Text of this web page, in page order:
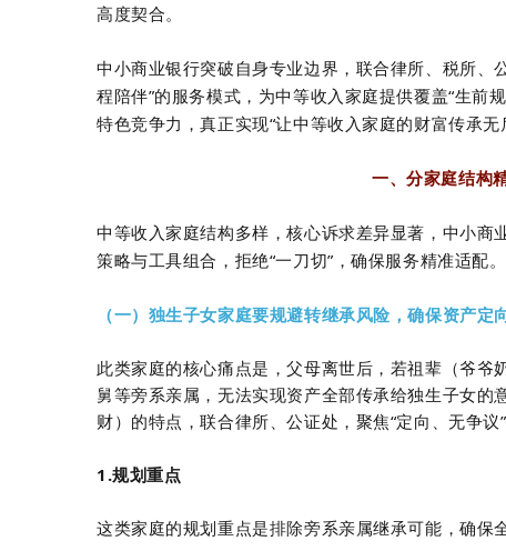
高度契合。
中小商业银行突破自身专业边界，联合律所、税所
程陪伴”的服务模式，为中等收入家庭提供覆盖“生前
特色竞争力，真正实现“让中等收入家庭的财富传承无
一、分家庭结构
中等收入家庭结构多样，核心诉求差异显著，中小商
策略与工具组合，拒绝“一刀切” ，确保服务精准适配。
（一）独生子女家庭要规避转继承风险，确保资产定
此类家庭的核心痛点是，父母离世后，若祖辈（爷爷
舅等旁系亲属，无法实现资产全部传承给独生子女
财）的特点，联合律所、公证处，聚焦“定向、无争议”
1.规划重点
这类家庭的规划重点是排除旁系亲属继承可能，确保